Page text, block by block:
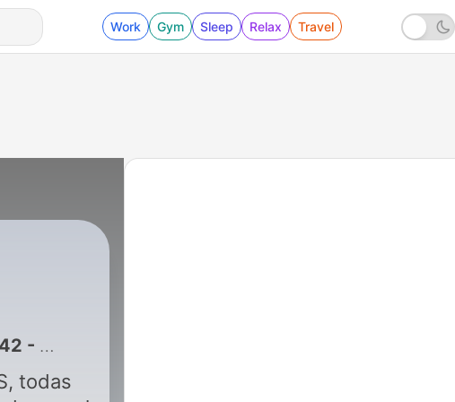
Work Gym Sleep Relax Travel
- De romanos, cartas y locos
todas